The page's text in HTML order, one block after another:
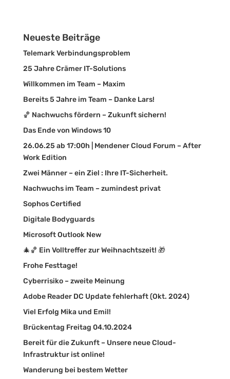
Neueste Beiträge
Telemark Verbindungsproblem
25 Jahre Crämer IT-Solutions
Willkommen im Team – Maxim
Bereits 5 Jahre im Team – Danke Lars!
🏀 Nachwuchs fördern – Zukunft sichern!
Das Ende von Windows 10
26.06.25 ab 17:00h | Mendener Cloud Forum – After
Work Edition
Zwei Männer – ein Ziel : Ihre IT-Sicherheit.
Nachwuchs im Team – zumindest privat
Sophos Certified
Digitale Bodyguards
Microsoft Outlook New
🎄🏀 Ein Volltreffer zur Weihnachtszeit! 🎁
Frohe Festtage!
Cyberrisiko – zweite Meinung
Adobe Reader DC Update fehlerhaft (Okt. 2024)
Viel Erfolg Mika und Emil!
Brückentag Freitag 04.10.2024
Bereit für die Zukunft – Unsere neue Cloud-
Infrastruktur ist online!
Wanderung bei bestem Wetter